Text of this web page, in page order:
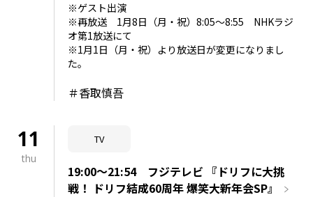
※ゲスト出演
※再放送 1月8日（月・祝）8:05～8:55 NHKラジ
オ第1放送にて
※1月1日（月・祝）より放送日が変更になりまし
た。
＃香取慎吾
11
thu
TV
19:00～21:54 フジテレビ 『ドリフに大挑
戦！ ドリフ結成60周年 爆笑大新年会SP』